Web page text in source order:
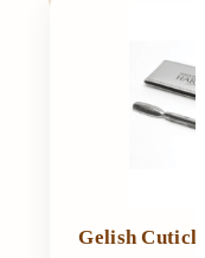
Gelish